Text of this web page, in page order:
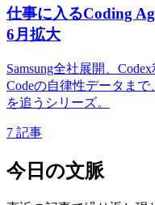
仕事に入るCoding
6月拡大
Samsung全社展開、
Codeの自律性データまで
を追うシリーズ。
7 記事
今日の文脈